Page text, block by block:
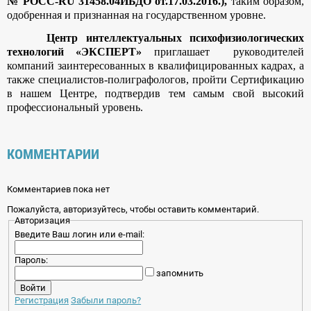
одобренная и признанная на государственном уровне.
Центр интеллектуальных психофизиологических
технологий «ЭКСПЕРТ» приглашает руководителей
компаний заинтересованных в квалифицированных кадрах, а
также специалистов-полиграфологов, пройти Сертификацию
в нашем Центре, подтвердив тем самым свой высокий
профессиональный уровень.
КОММЕНТАРИИ
Комментариев пока нет
Пожалуйста, авторизуйтесь, чтобы оставить комментарий.
Авторизация
Введите Ваш логин или e-mail:
Пароль:
запомнить
Регистрация Забыли пароль?